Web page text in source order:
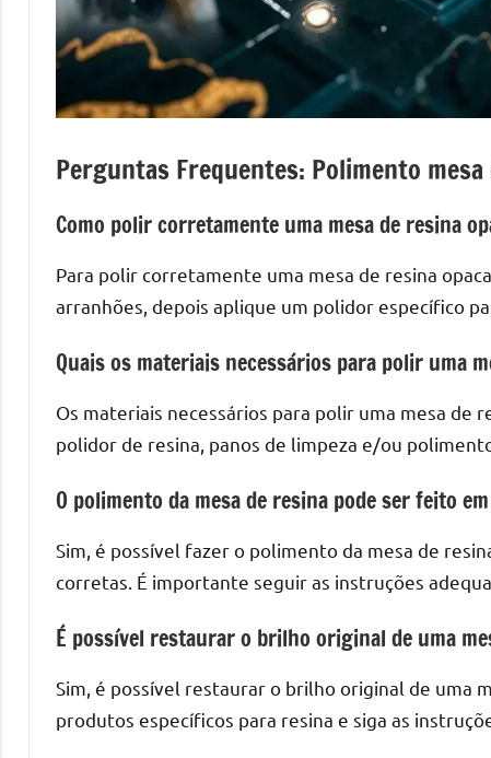
Perguntas Frequentes: Polimento
Como polir corretamente uma mesa de resina
Para polir corretamente uma mesa de resina
arranhões, depois aplique um polidor específico
Quais os materiais necessários para polir uma
Os materiais necessários para polir uma mesa de
polidor de resina, panos de limpeza e/ou
O polimento da mesa de resina pode ser feito
Sim, é possível fazer o polimento da mesa de
corretas. É importante seguir as instruções
É possível restaurar o brilho original de uma
Sim, é possível restaurar o brilho original de uma
produtos específicos para resina e siga as